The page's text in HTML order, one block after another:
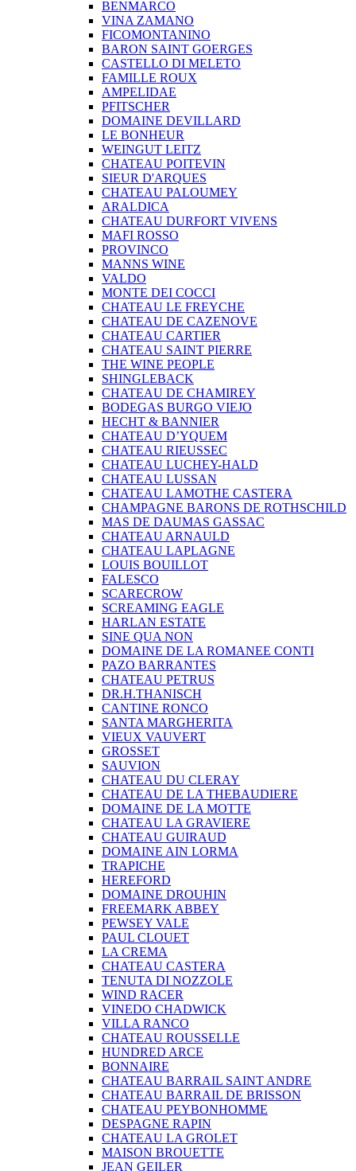
BENMARCO
VINA ZAMANO
FICOMONTANINO
BARON SAINT GOERGES
CASTELLO DI MELETO
FAMILLE ROUX
AMPELIDAE
PFITSCHER
DOMAINE DEVILLARD
LE BONHEUR
WEINGUT LEITZ
CHATEAU POITEVIN
SIEUR D'ARQUES
CHATEAU PALOUMEY
ARALDICA
CHATEAU DURFORT VIVENS
MAFI ROSSO
PROVINCO
MANNS WINE
VALDO
MONTE DEI COCCI
CHATEAU LE FREYCHE
CHATEAU DE CAZENOVE
CHATEAU CARTIER
CHATEAU SAINT PIERRE
THE WINE PEOPLE
SHINGLEBACK
CHATEAU DE CHAMIREY
BODEGAS BURGO VIEJO
HECHT & BANNIER
CHATEAU D’YQUEM
CHATEAU RIEUSSEC
CHATEAU LUCHEY-HALD
CHATEAU LUSSAN
CHATEAU LAMOTHE CASTERA
CHAMPAGNE BARONS DE ROTHSCHILD
MAS DE DAUMAS GASSAC
CHATEAU ARNAULD
CHATEAU LAPLAGNE
LOUIS BOUILLOT
FALESCO
SCARECROW
SCREAMING EAGLE
HARLAN ESTATE
SINE QUA NON
DOMAINE DE LA ROMANEE CONTI
PAZO BARRANTES
CHATEAU PETRUS
DR.H.THANISCH
CANTINE RONCO
SANTA MARGHERITA
VIEUX VAUVERT
GROSSET
SAUVION
CHATEAU DU CLERAY
CHATEAU DE LA THEBAUDIERE
DOMAINE DE LA MOTTE
CHATEAU LA GRAVIERE
CHATEAU GUIRAUD
DOMAINE AIN LORMA
TRAPICHE
HEREFORD
DOMAINE DROUHIN
FREEMARK ABBEY
PEWSEY VALE
PAUL CLOUET
LA CREMA
CHATEAU CASTERA
TENUTA DI NOZZOLE
WIND RACER
VINEDO CHADWICK
VILLA RANCO
CHATEAU ROUSSELLE
HUNDRED ARCE
BONNAIRE
CHATEAU BARRAIL SAINT ANDRE
CHATEAU BARRAIL DE BRISSON
CHATEAU PEYBONHOMME
DESPAGNE RAPIN
CHATEAU LA GROLET
MAISON BROUETTE
JEAN GEILER